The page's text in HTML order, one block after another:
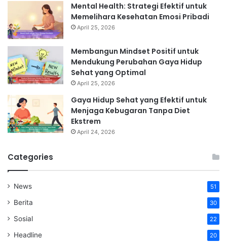
Mental Health: Strategi Efektif untuk
Memelihara Kesehatan Emosi Pribadi
April 25, 2026
Membangun Mindset Positif untuk
Mendukung Perubahan Gaya Hidup
Sehat yang Optimal
April 25, 2026
Gaya Hidup Sehat yang Efektif untuk
Menjaga Kebugaran Tanpa Diet
Ekstrem
April 24, 2026
Categories
News 51
Berita 30
Sosial 22
Headline 20